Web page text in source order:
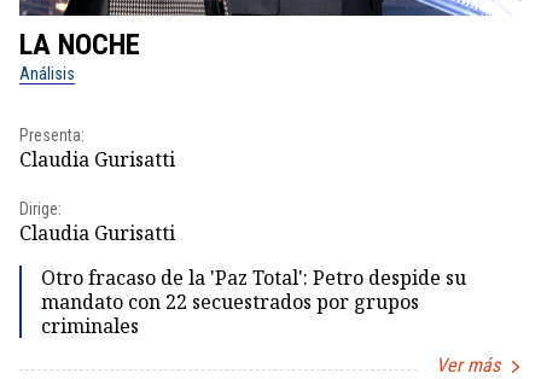
LA NOCHE
Análisis
Presenta:
Claudia Gurisatti
Dirige:
Claudia Gurisatti
Otro fracaso de la 'Paz Total': Petro despide su
mandato con 22 secuestrados por grupos
criminales
Ver más